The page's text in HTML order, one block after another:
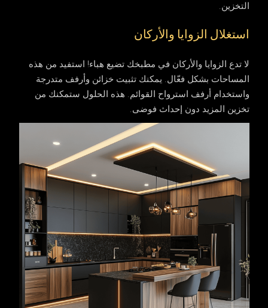
التخزين.
استغلال الزوايا والأركان
لا تدع الزوايا والأركان في مطبخك تضيع هباء! استفيد من هذه
المساحات بشكل فعّال. يمكنك تثبيت خزائن وأرفف متدرجة
واستخدام أرفف استرواح القوائم. هذه الحلول ستمكنك من
تخزين المزيد دون إحداث فوضى.